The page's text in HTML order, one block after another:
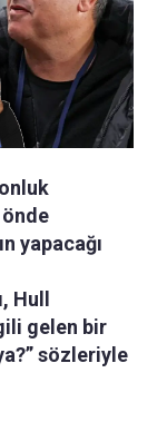
önde
yapacağı
Hull
gelen bir
sözleriyle